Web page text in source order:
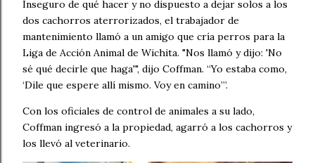
Inseguro de qué hacer y no dispuesto a dejar solos a los
dos cachorros aterrorizados, el trabajador de
mantenimiento llamó a un amigo que cría perros para la
Liga de Acción Animal de Wichita. "Nos llamó y dijo: 'No
sé qué decirle que haga'", dijo Coffman. “Yo estaba como,
‘Dile que espere allí mismo. Voy en camino’”.
Con los oficiales de control de animales a su lado,
Coffman ingresó a la propiedad, agarró a los cachorros y
los llevó al veterinario.